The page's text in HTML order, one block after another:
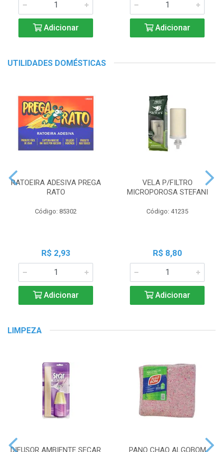
Adicionar Adicionar
UTILIDADES DOMÉSTICAS
RATOEIRA ADESIVA PREGA
RATO
Código: 85302
R$ 2,93
Adicionar
VELA P/FILTRO
MICROPOROSA STEFANI
Código: 41235
R$ 8,80
Adicionar
LIMPEZA
DIFUSOR AMBIENTE SECAR PANO CHAO ALGOBOM